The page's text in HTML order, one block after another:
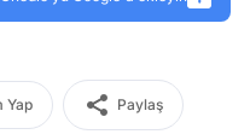
Yap Paylaş